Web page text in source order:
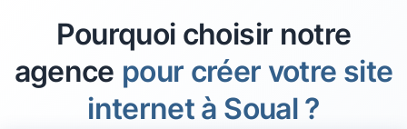
Pourquoi choisir notre
agence pour créer votre site
internet à Soual ?